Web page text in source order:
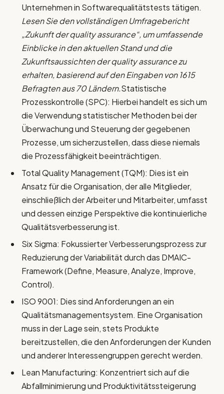
Unternehmen in Softwarequalitätstests tätigen.
Lesen Sie den vollständigen Umfragebericht
„Zukunft derquality assurance“, um umfassende
Einblicke in den aktuellen Stand und die
Zukunftsaussichten derquality assurancezu
erhalten, basierend auf den Eingaben von 1615
Befragten aus 70 Ländern.Statistische
Prozesskontrolle (SPC): Hierbei handelt es sich um
die Verwendung statistischer Methoden bei der
Überwachung und Steuerung der gegebenen
Prozesse, um sicherzustellen, dass diese niemals
die Prozessfähigkeit beeinträchtigen.
Total Quality Management (TQM): Dies ist ein
Ansatz für die Organisation, der alle Mitglieder,
einschließlich der Arbeiter und Mitarbeiter, umfasst
und dessen einzige Perspektive die kontinuierliche
Qualitätsverbesserung ist.
Six Sigma: Fokussierter Verbesserungsprozess zur
Reduzierung der Variabilität durch das DMAIC-
Framework (Define, Measure, Analyze, Improve,
Control).
ISO 9001: Dies sind Anforderungen an ein
Qualitätsmanagementsystem. Eine Organisation
muss in der Lage sein, stets Produkte
bereitzustellen, die den Anforderungen der Kunden
und anderer Interessengruppen gerecht werden.
Lean Manufacturing: Konzentriert sich auf die
Abfallminimierung und Produktivitätssteigerung